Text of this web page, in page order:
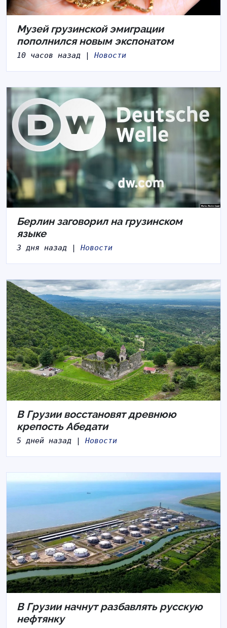
Музей грузинской эмиграции
пополнился новым экспонатом
10 часов назад | Новости
Берлин заговорил на грузинском
языке
3 дня назад | Новости
В Грузии восстановят древнюю
крепость Абедати
5 дней назад | Новости
В Грузии начнут разбавлять русскую
нефтянку